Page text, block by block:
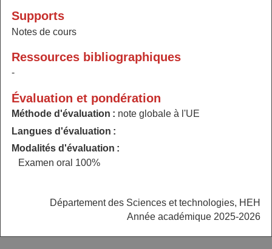
Supports
Notes de cours
Ressources bibliographiques
-
Évaluation et pondération
Méthode d'évaluation : note globale à l'UE
Langues d'évaluation :
Modalités d'évaluation :
Examen oral 100%
Département des Sciences et technologies, HEH
Année académique 2025-2026